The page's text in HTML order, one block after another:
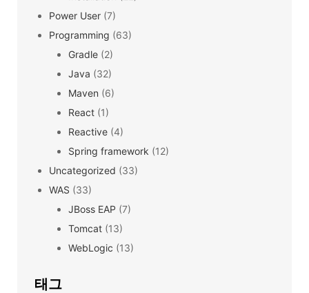
Power User (7)
Programming (63)
Gradle (2)
Java (32)
Maven (6)
React (1)
Reactive (4)
Spring framework (12)
Uncategorized (33)
WAS (33)
JBoss EAP (7)
Tomcat (13)
WebLogic (13)
태그